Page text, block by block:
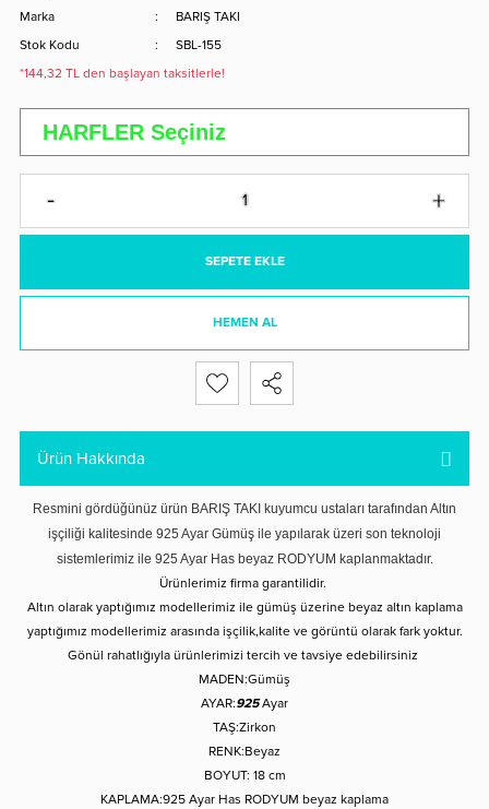
Marka
BARIŞ TAKI
Stok Kodu
SBL-155
*144,32 TL den başlayan taksitlerle!
SEPETE EKLE
HEMEN AL
Ürün Hakkında
Resmini gördüğünüz ürün BARIŞ TAKI kuyumcu ustaları tarafından Altın
işçiliği kalitesinde 925 Ayar Gümüş ile yapılarak üzeri son teknoloji
sistemlerimiz ile 925 Ayar Has beyaz RODYUM kaplanmaktadır.
Ürünlerimiz firma garantilidir.
Altın olarak yaptığımız modellerimiz ile gümüş üzerine beyaz altın kaplama
yaptığımız modellerimiz arasında işçilik,kalite ve görüntü olarak fark yoktur.
Gönül rahatlığıyla ürünlerimizi tercih ve tavsiye edebilirsiniz
MADEN:Gümüş
AYAR:925Ayar
TAŞ:Zirkon
RENK:Beyaz
BOYUT: 18 cm
KAPLAMA:925 Ayar Has RODYUM beyaz kaplama